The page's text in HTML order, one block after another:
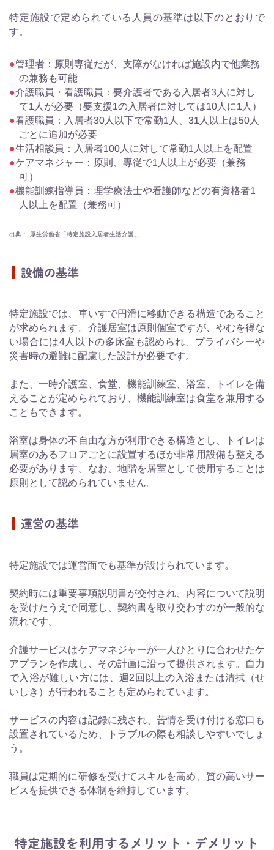
特定施設で定められている人員の基準は以下のとおりで
す。
管理者：原則専従だが、支障がなければ施設内で他業務
の兼務も可能
介護職員・看護職員：要介護者である入居者3人に対し
て1人が必要（要支援1の入居者に対しては10人に1人）
看護職員：入居者30人以下で常勤1人、31人以上は50人
ごとに追加が必要
生活相談員：入居者100人に対して常勤1人以上を配置
ケアマネジャー：原則、専従で1人以上が必要（兼務
可）
機能訓練指導員：理学療法士や看護師などの有資格者1
人以上を配置（兼務可）
出典： 厚生労働省「特定施設入居者生活介護」
設備の基準
特定施設では、車いすで円滑に移動できる構造であること
が求められます。介護居室は原則個室ですが、やむを得な
い場合には4人以下の多床室も認められ、プライバシーや
災害時の避難に配慮した設計が必要です。
また、一時介護室、食堂、機能訓練室、浴室、トイレを備
えることが定められており、機能訓練室は食堂を兼用する
こともできます。
浴室は身体の不自由な方が利用できる構造とし、トイレは
居室のあるフロアごとに設置するほか非常用設備も整える
必要があります。なお、地階を居室として使用することは
原則として認められていません。
運営の基準
特定施設では運営面でも基準が設けられています。
契約時には重要事項説明書が交付され、内容について説明
を受けたうえで同意し、契約書を取り交わすのが一般的な
流れです。
介護サービスはケアマネジャーが一人ひとりに合わせたケ
アプランを作成し、その計画に沿って提供されます。自力
で入浴が難しい方には、週2回以上の入浴または清拭（せ
いしき）が行われることも定められています。
サービスの内容は記録に残され、苦情を受け付ける窓口も
設置されているため、トラブルの際も相談しやすいでしょ
う。
職員は定期的に研修を受けてスキルを高め、質の高いサー
ビスを提供できる体制を維持しています。
特定施設を利用するメリット・デメリット